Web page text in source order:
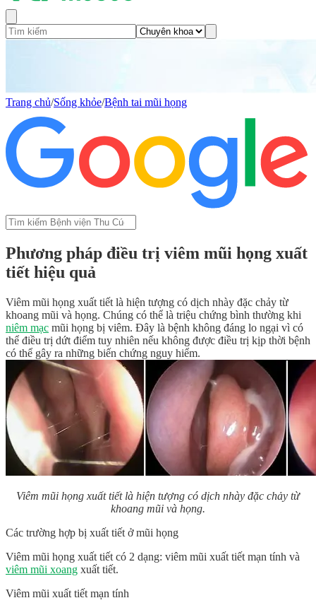
Trang chủ/Sống khỏe/Bệnh tai mũi họng
Phương pháp điều trị viêm mũi họng xuất
tiết hiệu quả
Viêm mũi họng xuất tiết là hiện tượng có dịch nhày đặc chảy từ
khoang mũi và họng. Chúng có thể là triệu chứng bình thường khi
niêm mạc mũi họng bị viêm. Đây là bệnh không đáng lo ngại vì có
thể điều trị dứt điểm tuy nhiên nếu không được điều trị kịp thời bệnh
có thể gây ra những biến chứng nguy hiểm.
Viêm mũi họng xuất tiết là hiện tượng có dịch nhày đặc chảy từ
khoang mũi và họng.
Các trường hợp bị xuất tiết ở mũi họng
Viêm mũi họng xuất tiết có 2 dạng: viêm mũi xuất tiết mạn tính và
viêm mũi xoang xuất tiết.
Viêm mũi xuất tiết mạn tính